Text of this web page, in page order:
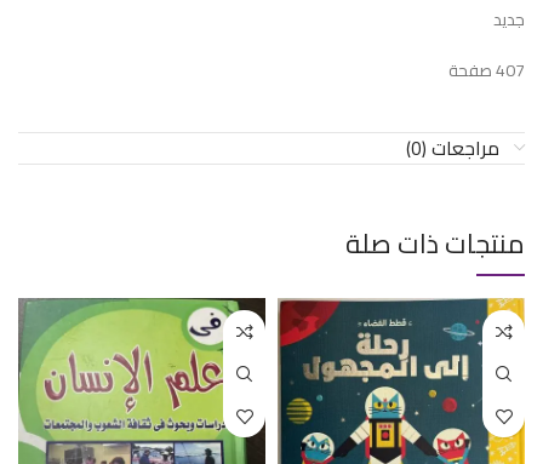
جديد
407 صفحة
مراجعات (0)
منتجات ذات صلة